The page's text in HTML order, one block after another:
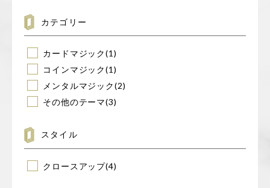
カテゴリー
カードマジック(1)
コインマジック(1)
メンタルマジック(2)
その他のテーマ(3)
スタイル
クロースアップ(4)